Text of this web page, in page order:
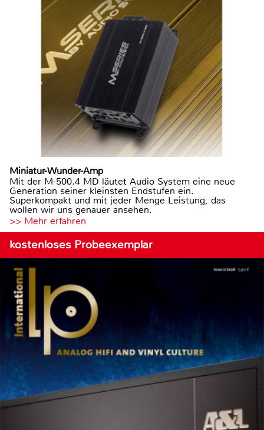
Miniatur-Wunder-Amp
Mit der M-500.4 MD läutet Audio System eine neue
Generation seiner kleinsten Endstufen ein.
Superkompakt und mit jeder Menge Leistung, das
wollen wir uns genauer ansehen.
>> Mehr erfahren
kostenloses Probeexemplar